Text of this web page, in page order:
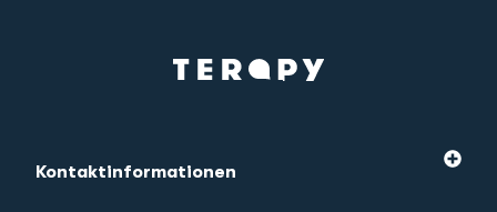
Kontaktinformationen